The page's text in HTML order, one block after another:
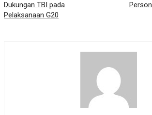
Dukungan TBI pada
Pelaksanaan G20